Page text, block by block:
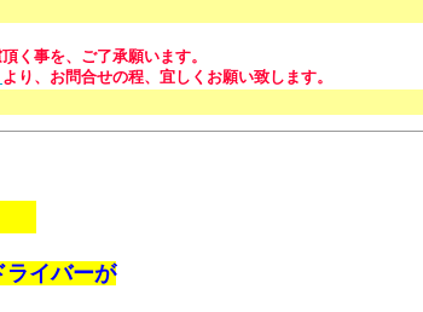
く事を、ご了承願います。
より、お問合せの程、宜しくお願い致します。
ライバーが